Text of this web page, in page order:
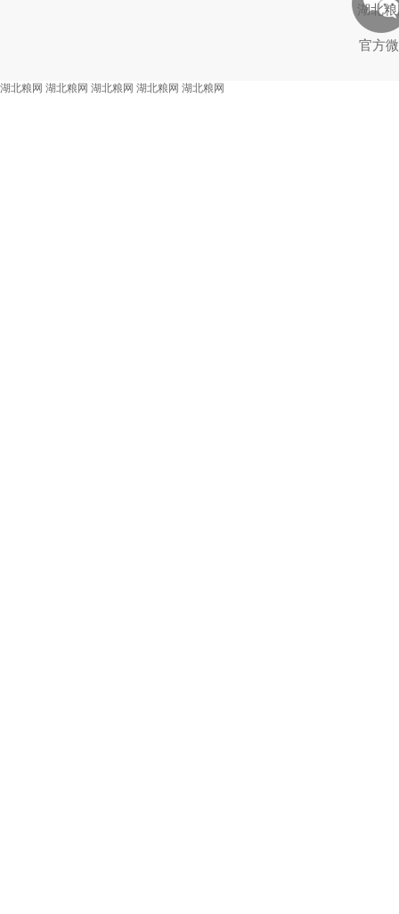
湖北
官方
湖北粮网 湖北粮网 湖北粮网 湖北粮网 湖北粮网